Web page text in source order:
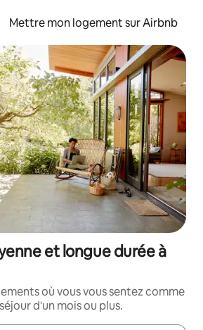
Mettre mon logement sur Airbnb
et longue durée à
où vous vous sentez comme
d'un mois ou plus.